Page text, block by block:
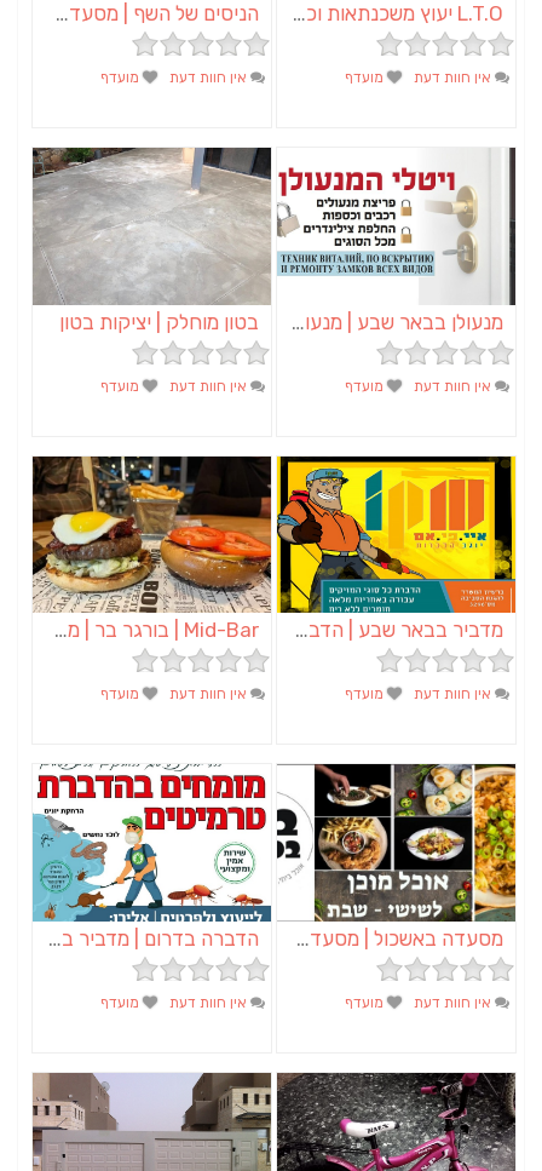
L.T.O יעוץ משכנתאות וכלכלת משפחה | יועץ משכנתאות באשכול
אין חוות דעת מועדף
הניסים של השף | מסעדת שף בבית | ארוחות גורמה
אין חוות דעת מועדף
מנעולן בבאר שבע | מנעולן באופקים | ויטלי המנעולן
אין חוות דעת מועדף
בטון מוחלק | יציקות בטון
אין חוות דעת מועדף
מדביר בבאר שבע | הדברה בבאר שבע | יוגב הדברות
אין חוות דעת מועדף
Mid-Bar | בורגר בר | מסעדה באשכול
אין חוות דעת מועדף
מסעדה באשכול | מסעדת ביס בכיכר | קייטרינג באשכול
אין חוות דעת מועדף
הדברה בדרום | מדביר בדרום – א.א הדברות
אין חוות דעת מועדף